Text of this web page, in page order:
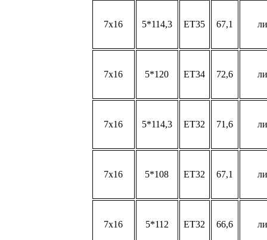
7x16 5*114,3 ET35 67,1
7x16 5*120 ET34 72,6
7x16 5*114,3 ET32 71,6
7x16 5*108 ET32 67,1
7x16 5*112 ET32 66,6